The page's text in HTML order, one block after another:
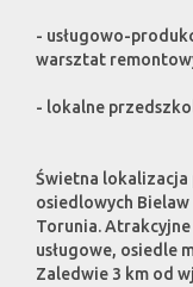
- usługowo-
warsztat
- lokalne
Świetna lokalizacja
osiedlowych
Torunia.
usługowe, osiedle
Zaledwie 3 km od